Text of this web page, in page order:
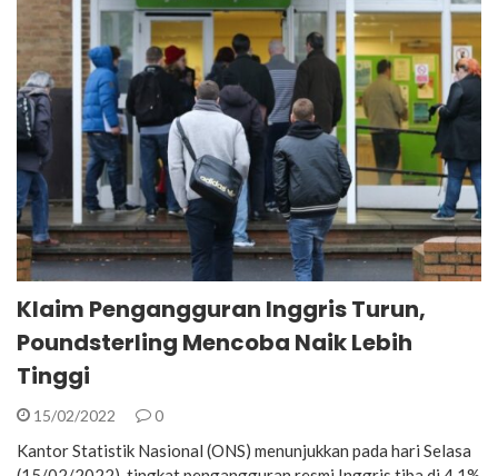
Klaim Pengangguran Inggris Turun,
Poundsterling Mencoba Naik Lebih
Tinggi
15/02/2022 0
Kantor Statistik Nasional (ONS) menunjukkan pada hari Selasa